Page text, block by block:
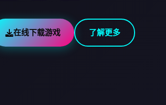
在线下载游戏 了解更多